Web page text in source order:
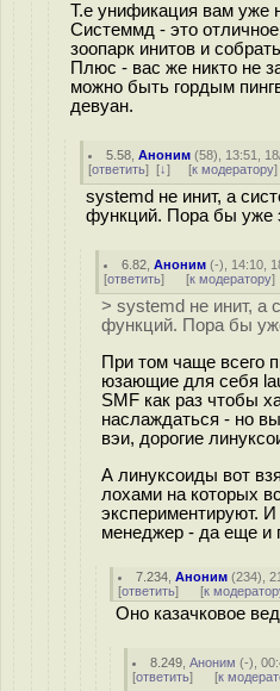
Т.е унификация вам уже
Системмд - это
зоопарк инитов и
Плюс - вас же никто не
можно быть гордым
девуан.
5.58 ,Аноним (58), 13:51,
[ответить] [↓] [к модератору]
systemd не инит, а
функций. Пора бы уже
6.82 ,Аноним (-), 14:10,
[ответить] [к модератору]
> systemd не инит, а
функций. Пора бы
При том чаще всего
юзающие для себя
SMF как раз чтобы
наслаждаться - но
вэи, дорогие
А линуксоиды вот
лохами на которых
экспериментируют.
менеджер - да еще и
7.234 ,Аноним (234),
[ответить] [к
Оно казачковое
8.249 ,Аноним (-),
[ответить] [к